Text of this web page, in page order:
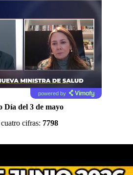
powered by
Día del 3 de mayo
cifras: 7798